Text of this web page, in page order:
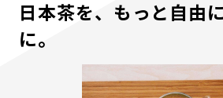
日本茶を、もっと自由
に。